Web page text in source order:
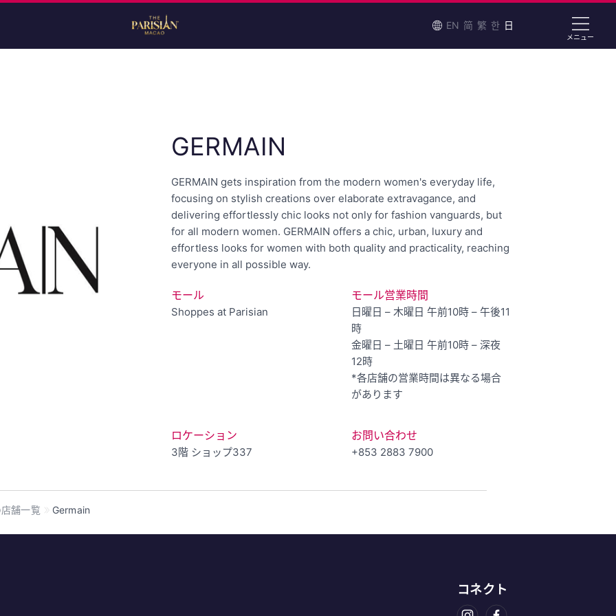
EN 简 繁 한 日
メニュー
GERMAIN
GERMAIN gets inspiration from the modern women's everyday life,
focusing on stylish creations over elaborate extravagance, and
delivering effortlessly chic looks not only for fashion vanguards, but
for all modern women. GERMAIN offers a chic, urban, luxury and
effortless looks for women with both quality and practicality, reaching
everyone in all possible way.
モール
Shoppes at Parisian
モール営業時間
日曜日 – 木曜日 午前10時 – 午後11
時
金曜日 – 土曜日 午前10時 – 深夜
12時
*各店舗の営業時間は異なる場合
があります
ロケーション
3階 ショップ337
お問い合わせ
+853 2883 7900
舗一覧 Germain
コネクト